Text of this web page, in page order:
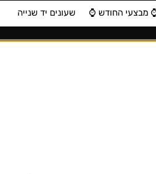
מבצעי החודש ⌚️ שעונים יד שנייה